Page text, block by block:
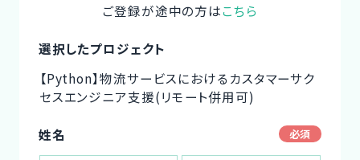
ご登録が途中の方はこちら
選択したプロジェクト
【Python】物流サービスにおけるカスタマーサク
セスエンジニア支援(リモート併用可)
姓名